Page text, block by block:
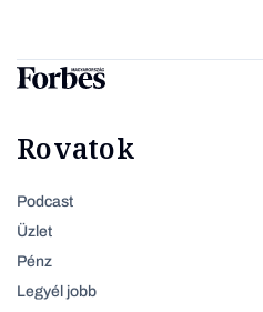
Rovatok
Podcast
Üzlet
Pénz
Legyél jobb